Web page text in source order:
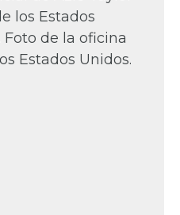
los Estados
Foto de la oficina
Estados Unidos.